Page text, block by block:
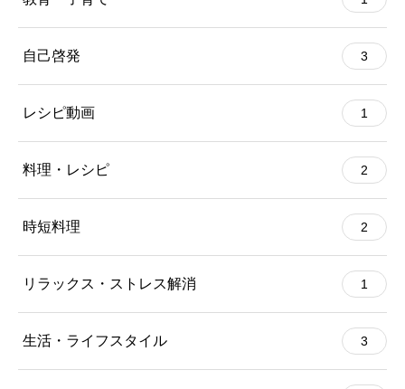
自己啓発 3
レシピ動画 1
料理・レシピ 2
時短料理 2
リラックス・ストレス解消 1
生活・ライフスタイル 3